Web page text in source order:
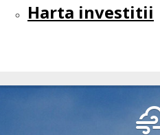
Harta investitii